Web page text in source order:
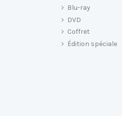
Blu-ray
DVD
Coffret
Édition spéciale